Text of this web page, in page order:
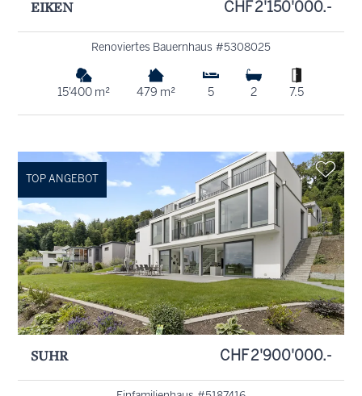
EIKEN CHF 2'150'000.-
Renoviertes Bauernhaus #5308025
15'400 m² 479 m² 5 2 7.5
TOP ANGEBOT
SUHR CHF 2'900'000.-